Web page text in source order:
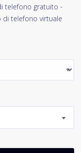
telefono gratuito -
telefono virtuale